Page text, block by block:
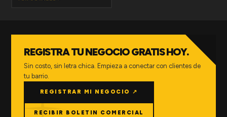
REGISTRA TU NEGOCIO GRATIS HOY.
Sin costo, sin letra chica. Empieza a conectar con clientes de
tu barrio.
REGISTRAR MI NEGOCIO ↗
RECIBIR BOLETIN COMERCIAL